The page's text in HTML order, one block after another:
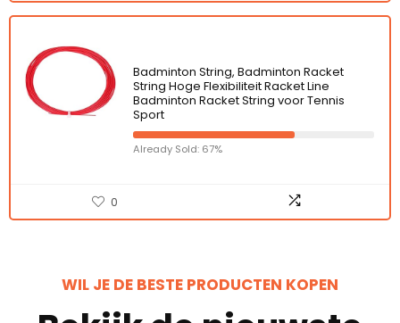
Badminton String, Badminton Racket
String Hoge Flexibiliteit Racket Line
Badminton Racket String voor Tennis
Sport
Already Sold: 67%
0
WIL JE DE BESTE PRODUCTEN KOPEN